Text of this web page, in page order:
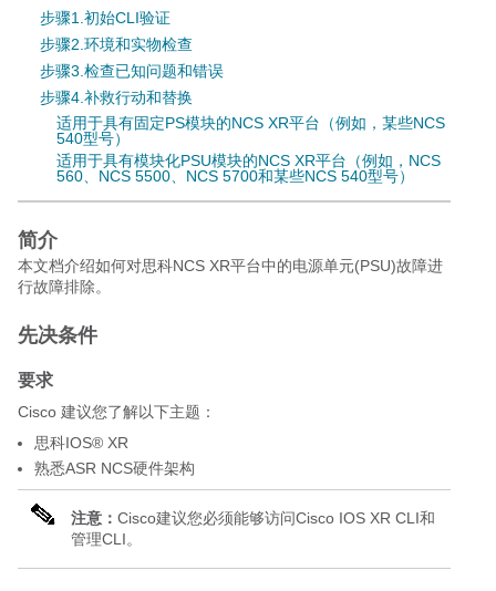
步骤1.初始CLI验证
步骤2.环境和实物检查
步骤3.检查已知问题和错误
步骤4.补救行动和替换
适用于具有固定PS模块的NCS XR平台（例如，某些NCS
540型号）
适用于具有模块化PSU模块的NCS XR平台（例如，NCS
560、NCS 5500、NCS 5700和某些NCS 540型号）
简介
本文档介绍如何对思科NCS XR平台中的电源单元(PSU)故障进
行故障排除。
先决条件
要求
Cisco 建议您了解以下主题：
思科IOS® XR
熟悉ASR NCS硬件架构
注意： Cisco建议您必须能够访问Cisco IOS XR CLI和
管理CLI。